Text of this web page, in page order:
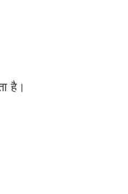
है।